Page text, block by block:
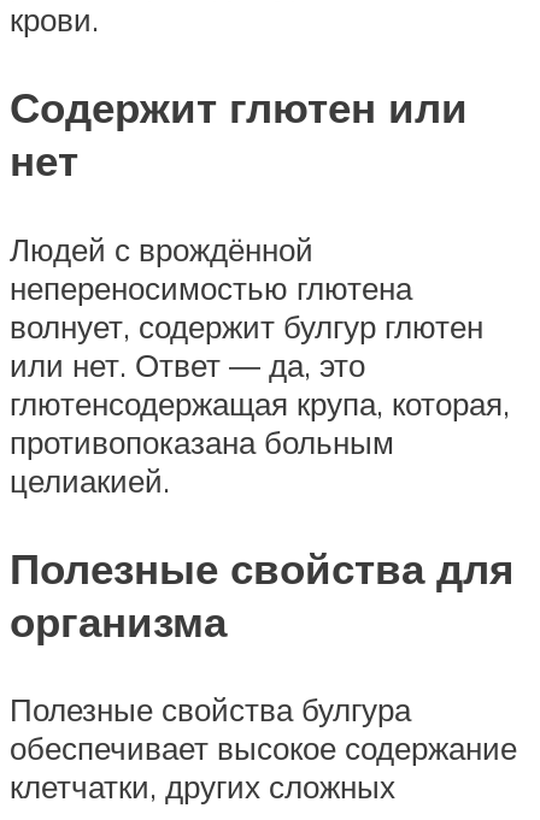
крови.
Содержит глютен или
нет
Людей с врождённой
непереносимостью глютена
волнует, содержит булгур глютен
или нет. Ответ ― да, это
глютенсодержащая крупа, которая,
противопоказана больным
целиакией.
Полезные свойства для
организма
Полезные свойства булгура
обеспечивает высокое содержание
клетчатки, других сложных